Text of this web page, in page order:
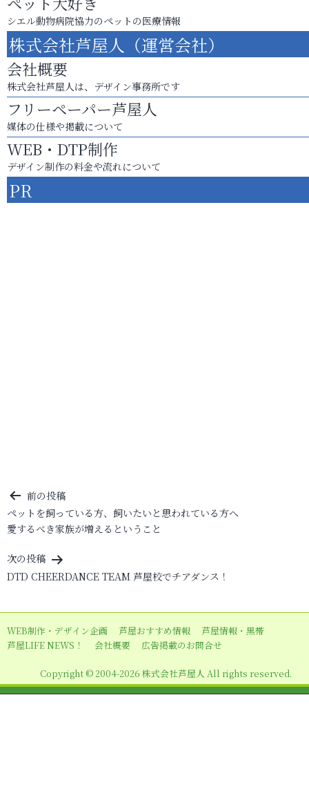
シエル動物病院協力のペットの医療情報
株式会社芦屋人（運営会社）
会社概要
株式会社芦屋人は、デザイン事務所です
フリーペーパー芦屋人
媒体の仕様や掲載について
WEB・DTP制作
デザイン制作の料金や流れについて
PR
投
稿
ナ
ビ
ゲ
シ
ョ
前の投稿
ペットを飼っている方、飼いたいと思われている方へ
愛するべき家族が増えるということ
次の投稿
DTD CHEERDANCE TEAM 芦屋校でチアダンス！
WEB制作・デザイン企画 芦屋おすすめ情報
芦屋情報・黒帯
芦屋LIFE NEWS！
会社概要 広告掲載のお問合せ
Copyright © 2004-2026 株式会社芦屋人 All rights reserved.